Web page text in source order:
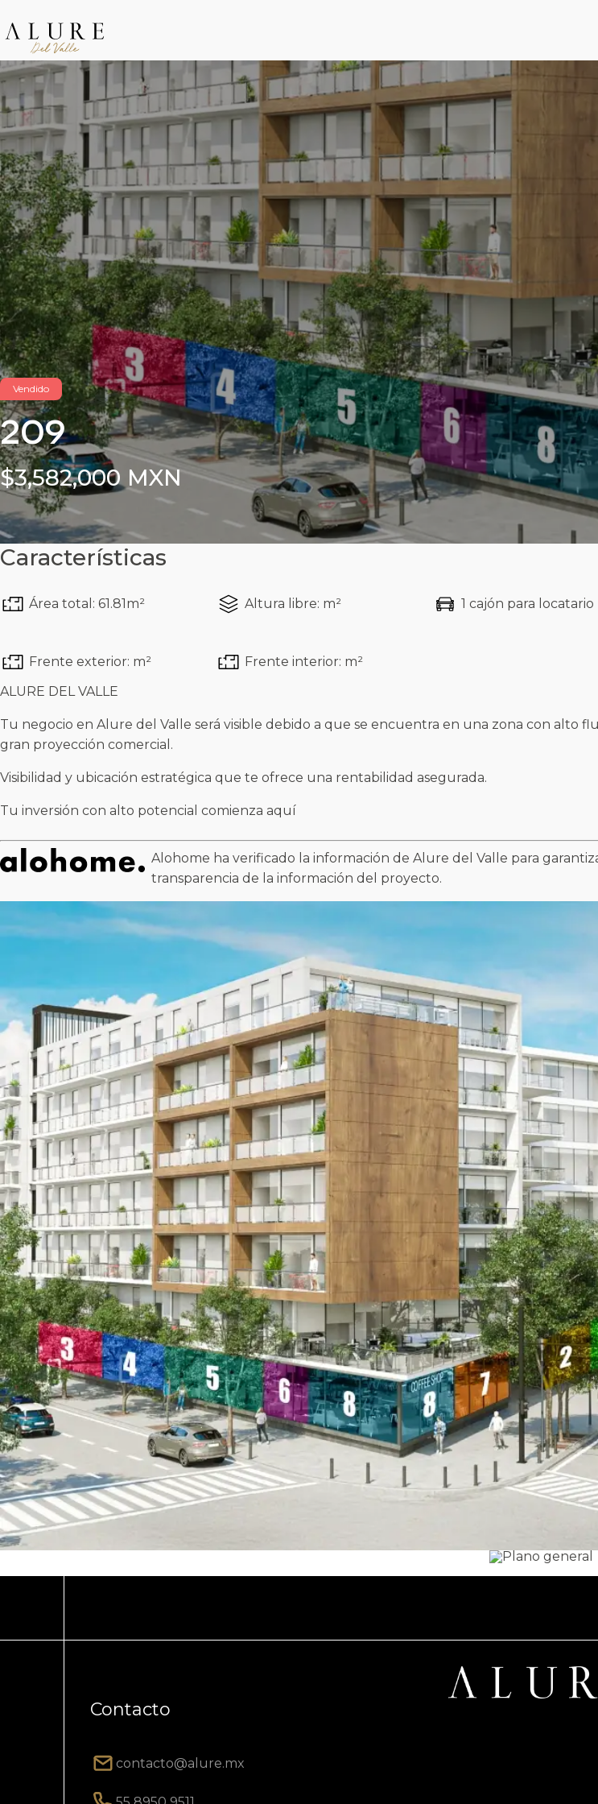
Vendido
209
$3,582,000 MXN
Características
Área total: 61.81m² Altura libre: m² 1 cajón para locatario
Frente exterior: m²
Frente interior: m²
ALURE DEL VALLE
Tu negocio en Alure del Valle será visible debido a que se encuentra en una zona con alto
gran proyección comercial.
Visibilidad y ubicación estratégica que te ofrece una rentabilidad asegurada.
Tu inversión con alto potencial comienza aquí
Alohome ha verificado la información de Alure del Valle para
transparencia de la información del proyecto.
Contacto
contacto@alure.mx